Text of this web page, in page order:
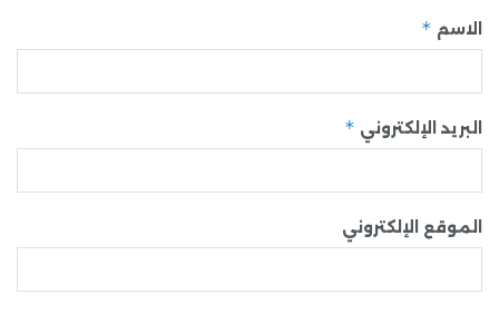
الاسم *
البريد الإلكتروني *
الموقع الإلكتروني